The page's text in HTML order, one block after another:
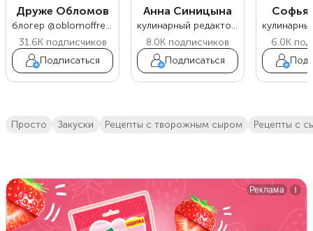
Друже Обломов
блогер @oblomoffrecipe
31.6Kподписчиков
Подписаться
Анна Синицына
кулинарный редактор Food.ru
8.0K подписчиков
Подписаться
Софья
6.0K
просто закуски рецепты с творожным сыром рецепты с